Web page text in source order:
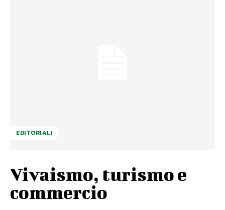
EDITORIALI
Vivaismo, turismo e
commercio